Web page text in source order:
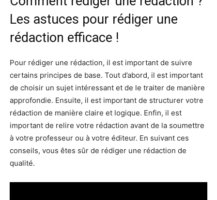
Les astuces pour rédiger une
rédaction efficace !
Pour rédiger une rédaction, il est important de suivre
certains principes de base. Tout d’abord, il est important
de choisir un sujet intéressant et de le traiter de manière
approfondie. Ensuite, il est important de structurer votre
rédaction de manière claire et logique. Enfin, il est
important de relire votre rédaction avant de la soumettre
à votre professeur ou à votre éditeur. En suivant ces
conseils, vous êtes sûr de rédiger une rédaction de
qualité.